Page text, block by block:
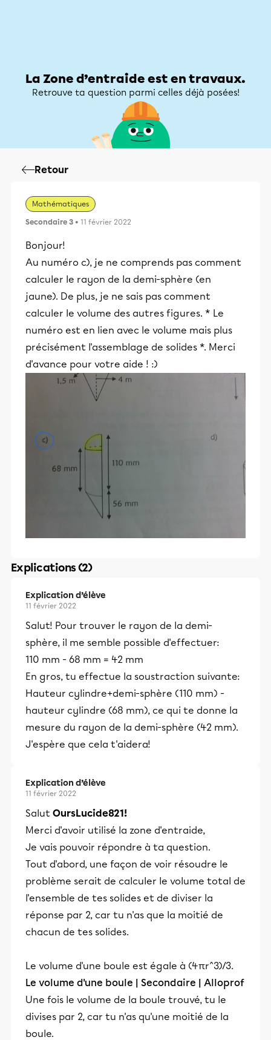
La Zone d’entraide est en travaux.
Retrouve ta question parmi celles déjà posées!
Retour
Mathématiques
Secondaire 3 • 11 février 2022
Bonjour!
Au numéro c), je ne comprends pas comment
calculer le rayon de la demi-sphère (en
jaune). De plus, je ne sais pas comment
calculer le volume des autres figures. * Le
numéro est en lien avec le volume mais plus
précisément l'assemblage de solides *. Merci
d'avance pour votre aide ! :)
Explications (2)
Explication d’élève
11 février 2022
Salut! Pour trouver le rayon de la demi-
sphère, il me semble possible d'effectuer:
110 mm - 68 mm = 42 mm
En gros, tu effectue la soustraction suivante:
Hauteur cylindre+demi-sphère (110 mm) -
hauteur cylindre (68 mm), ce qui te donne la
mesure du rayon de la demi-sphère (42 mm).
J'espère que cela t'aidera!
Explication d’élève
11 février 2022
Salut OursLucide821!
Merci d'avoir utilisé la zone d'entraide,
Je vais pouvoir répondre à ta question.
Tout d'abord, une façon de voir résoudre le
problème serait de calculer le volume total de
l'ensemble de tes solides et de diviser la
réponse par 2, car tu n'as que la moitié de
chacun de tes solides.
Le volume d'une boule est égale à (4πr^3)/3.
Le volume d'une boule | Secondaire | Alloprof
Une fois le volume de la boule trouvé, tu le
divises par 2, car tu n'as qu'une moitié de la
boule.